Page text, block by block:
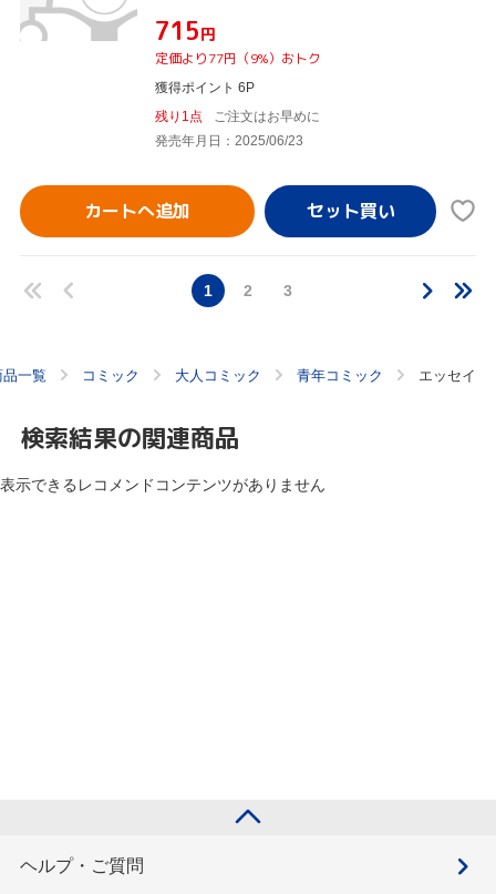
¥715円
定価より77円（9%）おトク
獲得ポイント 6P
残り1点
ご注文はお早めに
発売年月日：2025/06/23
カートへ追加
1 2 3
品一覧 コミック 大人コミック 青年コミック エッセイ
検索結果の関連商品
表示できるレコメンドコンテンツがありません
ヘルプ・ご質問